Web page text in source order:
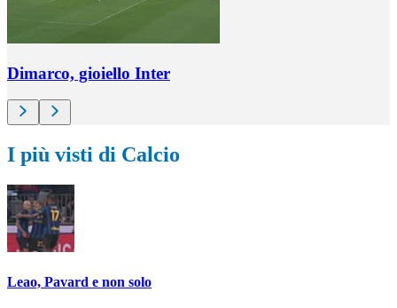
Dimarco, gioiello Inter
I più visti di Calcio
Leao, Pavard e non solo